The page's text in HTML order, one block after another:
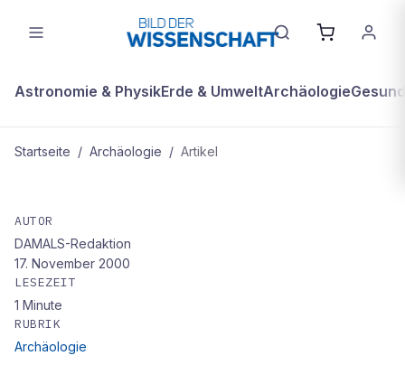
Astronomie & PhysikErde & UmweltArchäologie
Startseite / Archäologie / Artikel
Tübinger Theologe kritisiert
Genpionier Watson: "Ethik des
Grauens"
AUTOR
DAMALS-Redaktion
17. November 2000
LESEZEIT
1 Minute
RUBRIK
Archäologie